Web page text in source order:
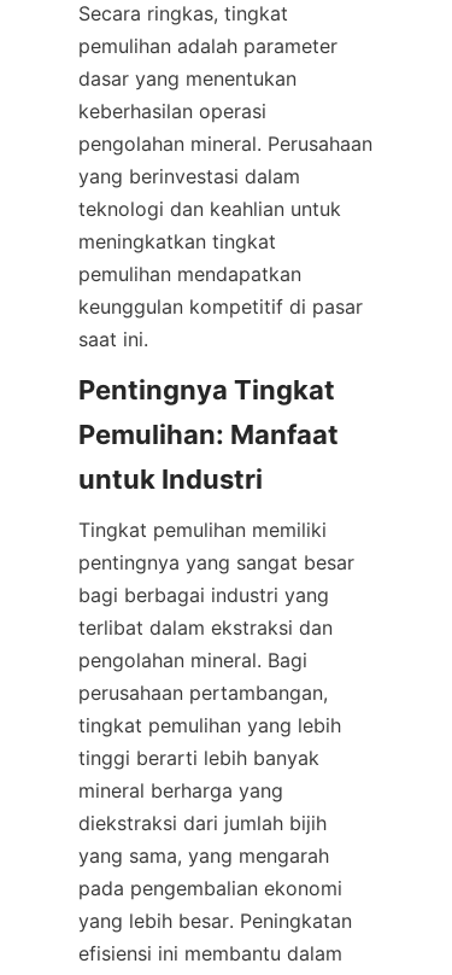
Secara ringkas, tingkat
pemulihan adalah parameter
dasar yang menentukan
keberhasilan operasi
pengolahan mineral. Perusahaan
yang berinvestasi dalam
teknologi dan keahlian untuk
meningkatkan tingkat
pemulihan mendapatkan
keunggulan kompetitif di pasar
saat ini.
Pentingnya Tingkat
Pemulihan: Manfaat
untuk Industri
Tingkat pemulihan memiliki
pentingnya yang sangat besar
bagi berbagai industri yang
terlibat dalam ekstraksi dan
pengolahan mineral. Bagi
perusahaan pertambangan,
tingkat pemulihan yang lebih
tinggi berarti lebih banyak
mineral berharga yang
diekstraksi dari jumlah bijih
yang sama, yang mengarah
pada pengembalian ekonomi
yang lebih besar. Peningkatan
efisiensi ini membantu dalam